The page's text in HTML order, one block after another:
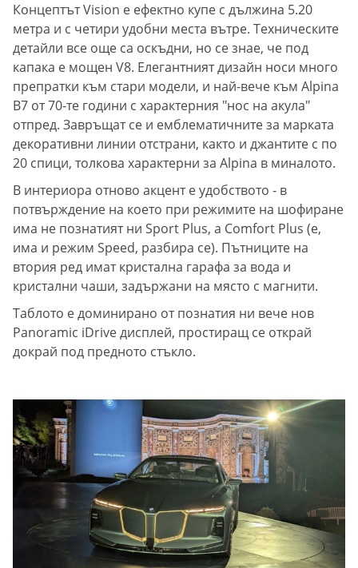
Концептът Vision е ефектно купе с дължина 5.20
метра и с четири удобни места вътре. Техническите
детайли все още са оскъдни, но се знае, че под
капака е мощен V8. Eлегантният дизайн носи много
препратки към стари модели, и най-вече към Alpina
B7 от 70-те години с характерния "нос на акула"
отпред. Завръщат се и емблематичните за марката
декоративни линии отстрани, както и джантите с по
20 спици, толкова характерни за Alpina в миналото.
В интериора отново акцент е удобството - в
потвърждение на което при режимите на шофиране
има не познатият ни Sport Plus, а Comfort Plus (е,
има и режим Speed, разбира се). Пътниците на
втория ред имат кристална гарафа за вода и
кристални чаши, задържани на място с магнити.
Таблото е доминирано от познатия ни вече нов
Panoramic iDrive дисплей, простиращ се открай
докрай под предното стъкло.